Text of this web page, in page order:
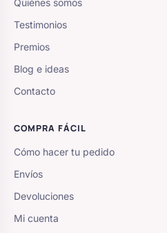
Testimonios
Premios
Blog e ideas
Contacto
COMPRA FÁCIL
Cómo hacer tu pedido
Envíos
Devoluciones
Mi cuenta